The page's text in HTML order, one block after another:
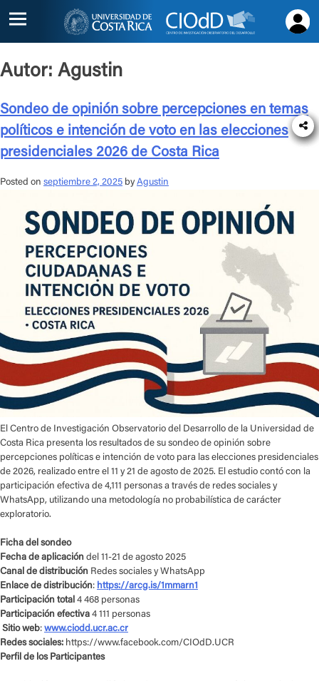
de
Proyectos
Autor: Agustin
Sondeo de opinión sobre percepciones en temas
políticos e intención de voto en las elecciones
presidenciales 2026 de Costa Rica
Posted on septiembre 2, 2025 byAgustin
El Centro de Investigación Observatorio del Desarrollo de la Universidad de
Costa Rica presenta los resultados de su sondeo de opinión sobre
percepciones políticas e intención de voto para las elecciones presidenciales
de 2026, realizado entre el 11 y 21 de agosto de 2025. El estudio contó con la
participación efectiva de 4,111 personas a través de redes sociales y
WhatsApp, utilizando una metodología no probabilística de carácter
exploratorio.
Ficha del sondeo
Fecha de aplicación del 11-21 de agosto 2025
Canal de distribución Redes sociales y WhatsApp
Enlace de distribución: https://arcg.is/1mmarn1
Participación total 4 468 personas
Participación efectiva 4 111 personas
Sitio web: www.ciodd.ucr.ac.cr
Redes sociales: https://www.facebook.com/CIOdD.UCR
Perfil de los Participantes